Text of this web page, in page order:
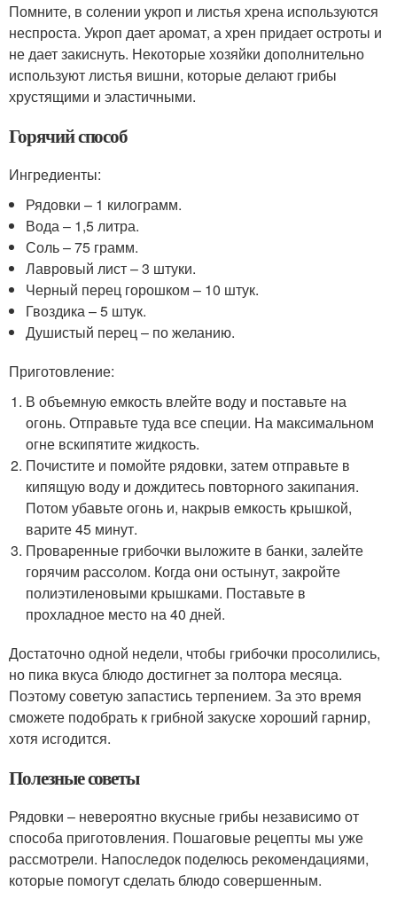
Помните, в солении укроп и листья хрена используются
неспроста. Укроп дает аромат, а хрен придает остроты и
не дает закиснуть. Некоторые хозяйки дополнительно
используют листья вишни, которые делают грибы
хрустящими и эластичными.
Горячий способ
Ингредиенты:
Рядовки – 1 килограмм.
Вода – 1,5 литра.
Соль – 75 грамм.
Лавровый лист – 3 штуки.
Черный перец горошком – 10 штук.
Гвоздика – 5 штук.
Душистый перец – по желанию.
Приготовление:
В объемную емкость влейте воду и поставьте на
огонь. Отправьте туда все специи. На максимальном
огне вскипятите жидкость.
Почистите и помойте рядовки, затем отправьте в
кипящую воду и дождитесь повторного закипания.
Потом убавьте огонь и, накрыв емкость крышкой,
варите 45 минут.
Проваренные грибочки выложите в банки, залейте
горячим рассолом. Когда они остынут, закройте
полиэтиленовыми крышками. Поставьте в
прохладное место на 40 дней.
Достаточно одной недели, чтобы грибочки просолились,
но пика вкуса блюдо достигнет за полтора месяца.
Поэтому советую запастись терпением. За это время
сможете подобрать к грибной закуске хороший гарнир,
хотя исгодится.
Полезные советы
Рядовки – невероятно вкусные грибы независимо от
способа приготовления. Пошаговые рецепты мы уже
рассмотрели. Напоследок поделюсь рекомендациями,
которые помогут сделать блюдо совершенным.